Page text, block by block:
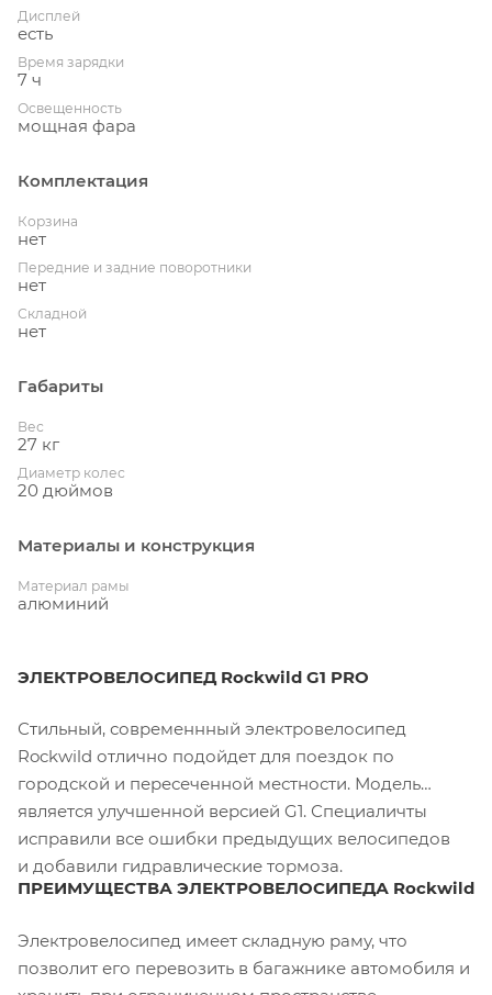
Дисплей
есть
Время зарядки
7 ч
Освещенность
мощная фара
Комплектация
Корзина
нет
Передние и задние поворотники
нет
Складной
нет
Габариты
Вес
27 кг
Диаметр колес
20 дюймов
Материалы и конструкция
Материал рамы
алюминий
ЭЛЕКТРОВЕЛОСИПЕД Rockwild G1 PRO
Стильный, современнный электровелосипед
Rockwild отлично подойдет для поездок по
городской и пересеченной местности. Модель
является улучшенной версией G1. Специаличты
исправили все ошибки предыдущих велосипедов
и добавили гидравлические тормоза.
ПРЕИМУЩЕСТВА ЭЛЕКТРОВЕЛОСИПЕДА Rockwild
Электровелосипед имеет складную раму, что
позволит его перевозить в багажнике автомобиля и